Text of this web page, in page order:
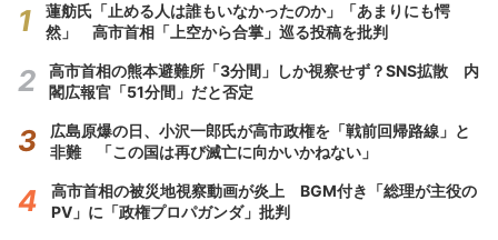
蓮舫氏「止める人は誰もいなかったのか」「あまりにも愕
然」 高市首相「上空から合掌」巡る投稿を批判
高市首相の熊本避難所「3分間」しか視察せず？SNS拡散 内
閣広報官「51分間」だと否定
広島原爆の日、小沢一郎氏が高市政権を「戦前回帰路線」と
非難 「この国は再び滅亡に向かいかねない」
高市首相の被災地視察動画が炎上 BGM付き「総理が主役の
PV」に「政権プロパガンダ」批判